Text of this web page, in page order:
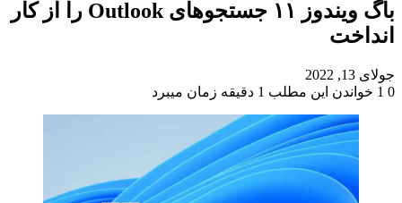
باگ ویندوز ۱۱ جستجو‌های Outlook را از کار
انداخت
جولای 13, 2022
0
خواندن این مطلب 1 دقیقه زمان میبرد